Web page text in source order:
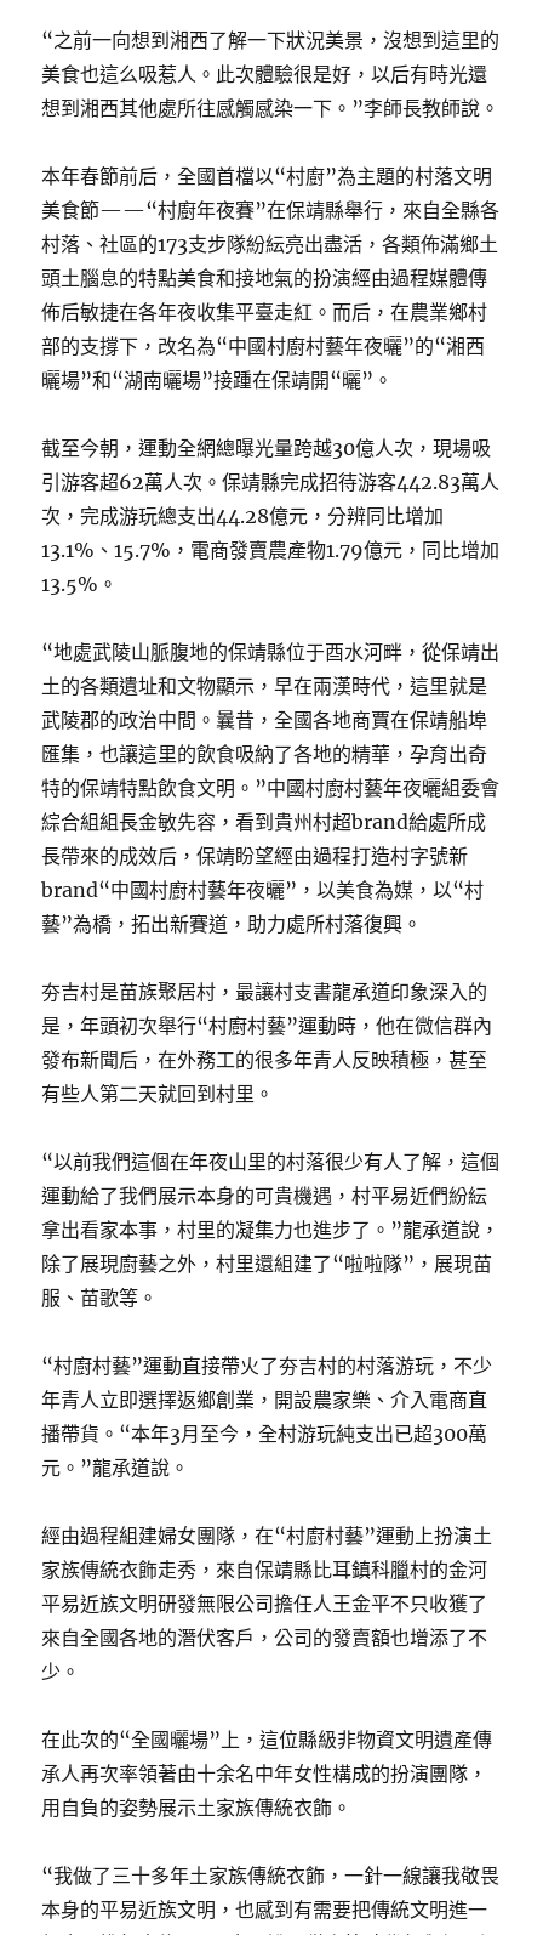
“之前一向想到湘西了解一下狀況美景，沒想到這里的
美食也這么吸惹人。此次體驗很是好，以后有時光還
想到湘西其他處所往感觸感染一下。”李師長教師說。
本年春節前后，全國首檔以“村廚”為主題的村落文明
美食節——“村廚年夜賽”在保靖縣舉行，來自全縣各
村落、社區的173支步隊紛紜亮出盡活，各類佈滿鄉土
頭土腦息的特點美食和接地氣的扮演經由過程媒體傳
佈后敏捷在各年夜收集平臺走紅。而后，在農業鄉村
部的支撐下，改名為“中國村廚村藝年夜曬”的“湘西
曬場”和“湖南曬場”接踵在保靖開“曬”。
截至今朝，運動全網總曝光量跨越30億人次，現場吸
引游客超62萬人次。保靖縣完成招待游客442.83萬人
次，完成游玩總支出44.28億元，分辨同比增加
13.1%、15.7%，電商發賣農產物1.79億元，同比增加
13.5%。
“地處武陵山脈腹地的保靖縣位于酉水河畔，從保靖出
土的各類遺址和文物顯示，早在兩漢時代，這里就是
武陵郡的政治中間。曩昔，全國各地商賈在保靖船埠
匯集，也讓這里的飲食吸納了各地的精華，孕育出奇
特的保靖特點飲食文明。”中國村廚村藝年夜曬組委會
綜合組組長金敏先容，看到貴州村超brand給處所成
長帶來的成效后，保靖盼望經由過程打造村字號新
brand“中國村廚村藝年夜曬”，以美食為媒，以“村
藝”為橋，拓出新賽道，助力處所村落復興。
夯吉村是苗族聚居村，最讓村支書龍承道印象深入的
是，年頭初次舉行“村廚村藝”運動時，他在微信群內
發布新聞后，在外務工的很多年青人反映積極，甚至
有些人第二天就回到村里。
“以前我們這個在年夜山里的村落很少有人了解，這個
運動給了我們展示本身的可貴機遇，村平易近們紛紜
拿出看家本事，村里的凝集力也進步了。”龍承道說，
除了展現廚藝之外，村里還組建了“啦啦隊”，展現苗
服、苗歌等。
“村廚村藝”運動直接帶火了夯吉村的村落游玩，不少
年青人立即選擇返鄉創業，開設農家樂、介入電商直
播帶貨。“本年3月至今，全村游玩純支出已超300萬
元。”龍承道說。
經由過程組建婦女團隊，在“村廚村藝”運動上扮演土
家族傳統衣飾走秀，來自保靖縣比耳鎮科臘村的金河
平易近族文明研發無限公司擔任人王金平不只收獲了
來自全國各地的潛伏客戶，公司的發賣額也增添了不
少。
在此次的“全國曬場”上，這位縣級非物資文明遺產傳
承人再次率領著由十余名中年女性構成的扮演團隊，
用自負的姿勢展示土家族傳統衣飾。
“我做了三十多年土家族傳統衣飾，一針一線讓我敬畏
本身的平易近族文明，也感到有需要把傳統文明進一